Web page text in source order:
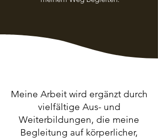
Meine Arbeit wird ergänzt durch
vielfältige Aus- und
Weiterbildungen, die meine
Begleitung auf körperlicher,